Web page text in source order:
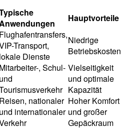
Hauptvorteile
Flughafentransfers,
Transport,
lokale Dienste
Niedrige
Betriebskosten
Mitarbeiter-, Schul-
und
Vielseitigkeit
und optimale
Kapazität
Reisen, nationaler
und internationaler
Hoher Komfort
und großer
Gepäckraum